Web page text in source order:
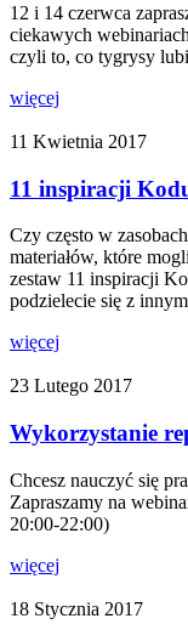
12 i 14 czerwca
ciekawych
czyli to, co tygrysy
więcej
11 Kwietnia 2017
11 inspiracji
Czy często w
materiałów, które
zestaw 11 inspiracji
podzielecie się z
więcej
23 Lutego 2017
Wykorzystanie
Chcesz nauczyć się
Zapraszamy na
20:00-22:00)
więcej
18 Stycznia 2017